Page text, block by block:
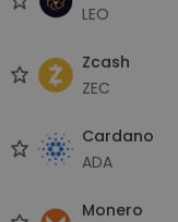
LEO
Zcash
ZEC
Cardano
ADA
Monero